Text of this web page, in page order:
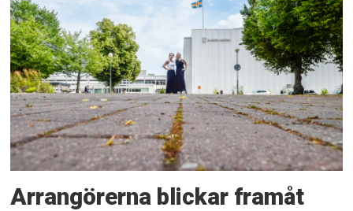
Arrangörerna blickar framåt